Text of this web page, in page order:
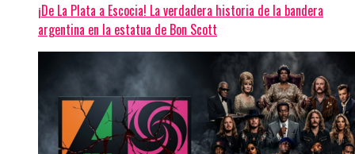
¡De La Plata a Escocia! La verdadera historia de la bandera
argentina en la estatua de Bon Scott